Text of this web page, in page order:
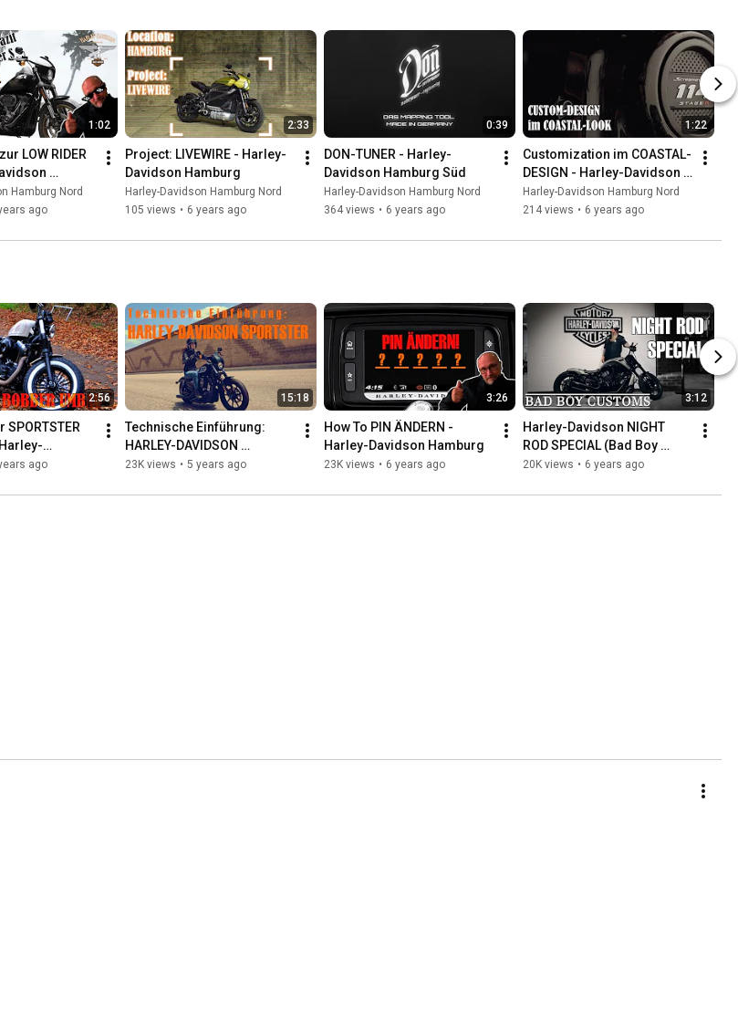
1:02
LOW RIDER
Hamburg Nord
ago
2:33
Project: LIVEWIRE - Harley-
Davidson Hamburg
Harley-Davidson Hamburg Nord
105 views • 6 years ago
0:39
DON-TUNER - Harley-
Davidson Hamburg Süd
Harley-Davidson Hamburg Nord
364 views • 6 years ago
1:22
Customization im COASTAL-
DESIGN - Harley-Davidson
Hamburg
Harley-Davidson Hamburg Nord
214 views • 6 years ago
2:56
SPORTSTER
Nord
ago
15:18
Technische Einführung:
HARLEY-DAVIDSON
SPORTSTER - Harley-
23K views • 5 years ago
3:26
How To PIN ÄNDERN -
Harley-Davidson Hamburg
23K views • 6 years ago
3:12
Harley-Davidson NIGHT
ROD SPECIAL (Bad Boy
Customs) zu verkaufen -
Nord
20K views • 6 years ago